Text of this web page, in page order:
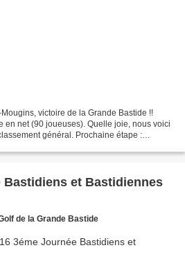
victoire de la Grande Bastide !!
en net (90 joueuses). Quelle joie, nous voici
général. Prochaine étape :
Bastidiens et Bastidiennes
de la Grande Bastide